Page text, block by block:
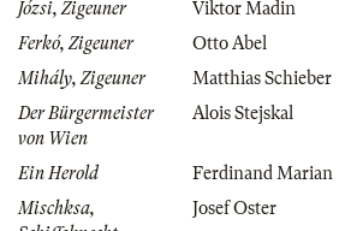
Józsi, Zigeuner
Viktor Madin
Ferkó, Zigeuner
Otto Abel
Mihály, Zigeuner
Matthias Schieber
Der Bürgermeister
von Wien
Alois Stejskal
Ein Herold
Ferdinand Marian
Mischksa,
Josef Oster